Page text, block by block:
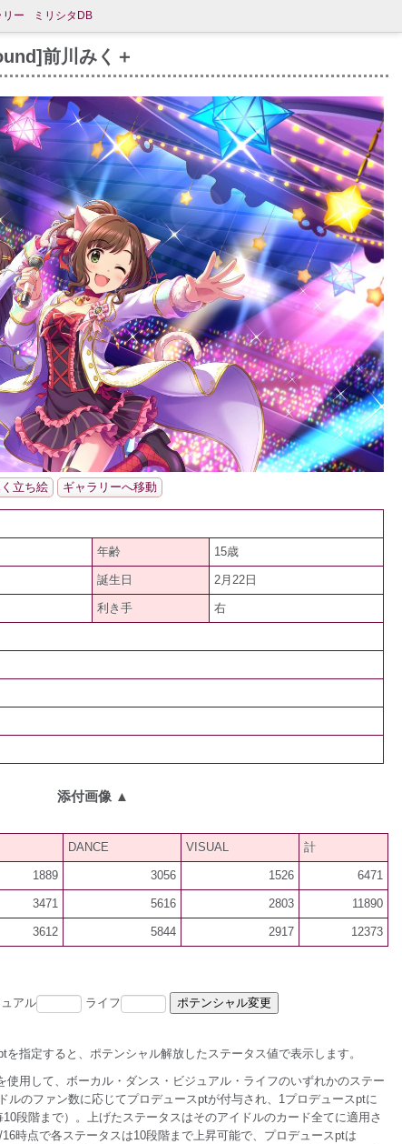
リー ミリシタDB
前川みく＋
立ち絵 ギャラリーへ移動
年齢 15歳
誕生日 2月22日
利き手 右
添付画像 ▲
DANCE VISUAL 計
1889 3056 1526 6471
3471 5616 2803 11890
3612 5844 2917 12373
アル ライフ
指定すると、ポテンシャル解放したステータス値で表示します。
用して、ボーカル・ダンス・ビジュアル・ライフのいずれかのステー
ルのファン数に応じてプロデュースptが付与され、1プロデュースptに
段階まで）。上げたステータスはそのアイドルのカード全てに適用さ
時点で各ステータスは10段階まで上昇可能で、プロデュースptは